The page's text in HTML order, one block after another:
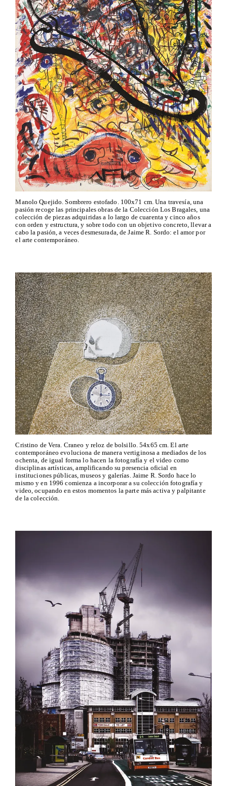
Manolo Quejido. Sombrero estofado. 100x71 cm. Una travesía, una
pasión recoge las principales obras de la Colección Los Bragales, una
colección de piezas adquiridas a lo largo de cuarenta y cinco años
con orden y estructura, y sobre todo con un objetivo concreto, llevar a
cabo la pasión, a veces desmesurada, de Jaime R. Sordo: el amor por
el arte contemporáneo.
Cristino de Vera. Craneo y reloz de bolsillo. 54x65 cm. El arte
contemporáneo evoluciona de manera vertiginosa a mediados de los
ochenta, de igual forma lo hacen la fotografía y el video como
disciplinas artísticas, amplificando su presencia oficial en
instituciones públicas, museos y galerías. Jaime R. Sordo hace lo
mismo y en 1996 comienza a incorporar a su colección fotografía y
video, ocupando en estos momentos la parte más activa y palpitante
de la colección.